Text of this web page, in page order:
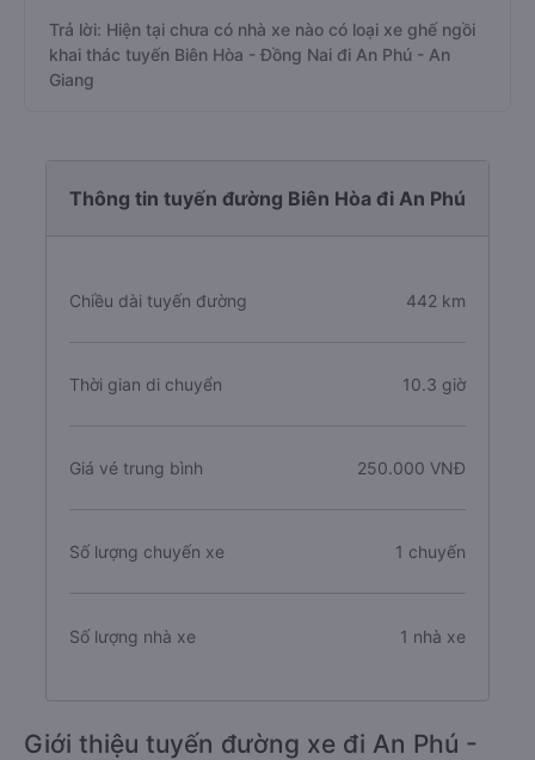
Trả lời: Hiện tại chưa có nhà xe nào có loại xe ghế ngồi
khai thác tuyến Biên Hòa - Đồng Nai đi An Phú - An
Giang
Thông tin tuyến đường Biên Hòa đi An Phú
Chiều dài tuyến đường 442 km
Thời gian di chuyển 10.3 giờ
Giá vé trung bình 250.000 VNĐ
Số lượng chuyến xe 1 chuyến
Số lượng nhà xe 1 nhà xe
Giới thiệu tuyến đường xe đi An Phú -